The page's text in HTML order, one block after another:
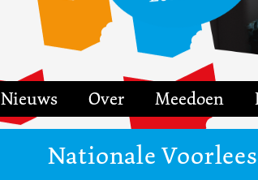
Nieuws Over Meedoen
Nationale